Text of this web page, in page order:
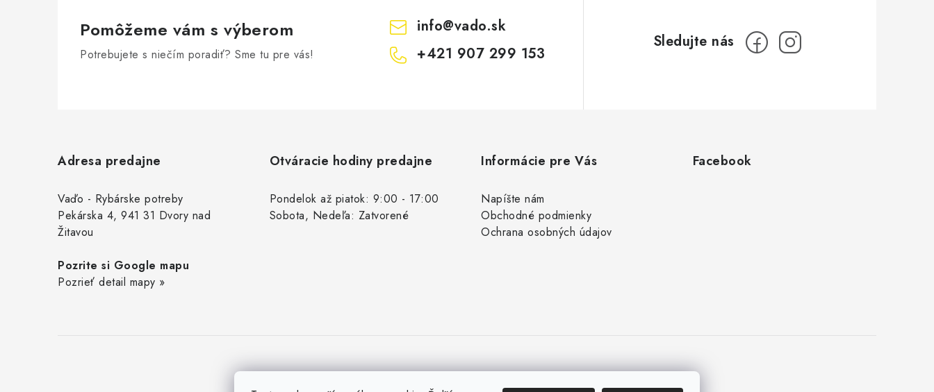
k
p
s
u
Pomôžeme vám s výberom
Potrebujete s niečím poradiť? Sme tu pre vás!
info@vado.sk
+421 907 299 153
Adresa predajne
Vaďo - Rybárske potreby
Pekárska 4, 941 31 Dvory nad
Žitavou
Pozrite si Google mapu
Pozrieť detail mapy »
Otváracie hodiny predajne
Pondelok až piatok: 9:00 - 17:00
Sobota, Nedeľa: Zatvorené
Informácie pre Vás
Napíšte nám
Obchodné podmienky
Ochrana osobných údajov
Facebook